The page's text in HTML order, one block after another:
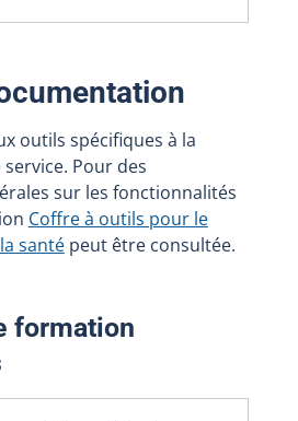
outils spécifiques à la
Pour des
sur les fonctionnalités
Coffre à outils pour le
santépeut être consultée.
formation